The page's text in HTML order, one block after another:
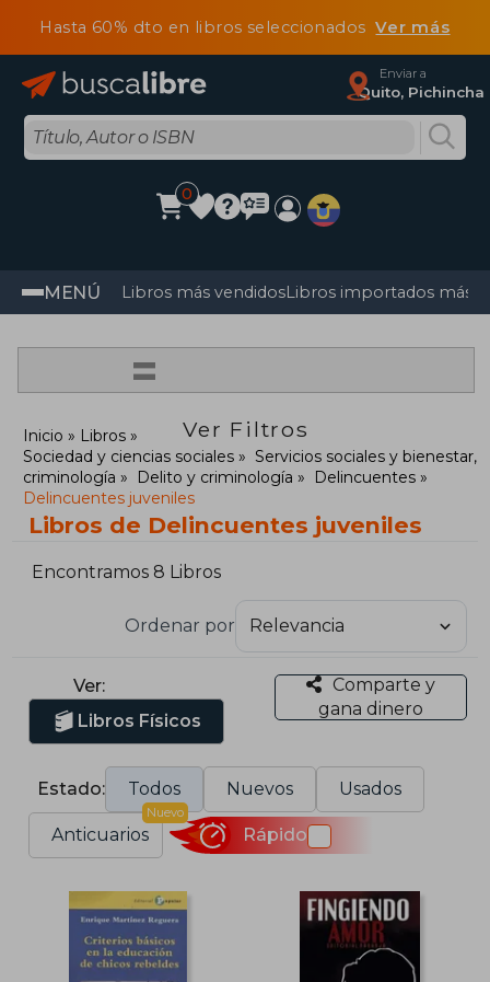
Hasta 60% dto en libros seleccionadosVer más
Enviar a
Quito, Pichincha
0
MENÚ Libros más vendidosLibros importados más
=
Ver Filtros
Inicio
Libros
Sociedad y ciencias sociales
Servicios sociales y bienestar,
criminología
Delito y criminología
Delincuentes
Delincuentes juveniles
Libros de Delincuentes juveniles
Encontramos 8 Libros
Ordenar por
Ver:
Libros Físicos
Comparte y
gana dinero
Estado: Todos Nuevos Usados
Anticuarios
Nuevo
Rápido